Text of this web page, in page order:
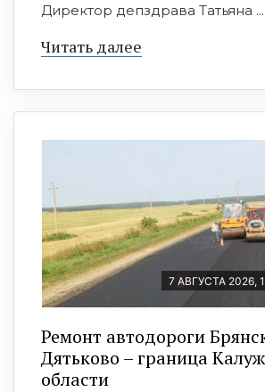
Директор депздрава Татьяна ...
Читать далее
7 АВГУСТА 2026,
Ремонт автодороги
Дятьково – граница
области